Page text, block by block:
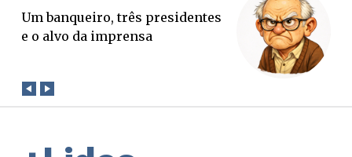
O Boato corre mais rápido que a
verdade. Mas quem paga a